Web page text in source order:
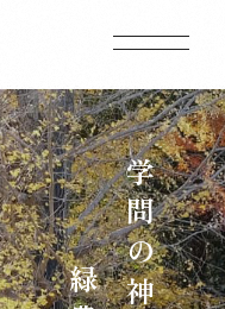
境
内
案
内 祭事
・
年
中
行
事 ご
参
拝
・
ご
祈
願
授与品のご案内 ギャラリー